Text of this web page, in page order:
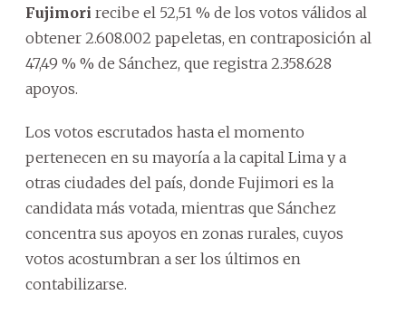
Fujimori recibe el 52,51 % de los votos válidos al
obtener 2.608.002 papeletas, en contraposición al
47,49 % % de Sánchez, que registra 2.358.628
apoyos.
Los votos escrutados hasta el momento
pertenecen en su mayoría a la capital Lima y a
otras ciudades del país, donde Fujimori es la
candidata más votada, mientras que Sánchez
concentra sus apoyos en zonas rurales, cuyos
votos acostumbran a ser los últimos en
contabilizarse.